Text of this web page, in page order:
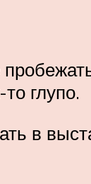
глупо.
в